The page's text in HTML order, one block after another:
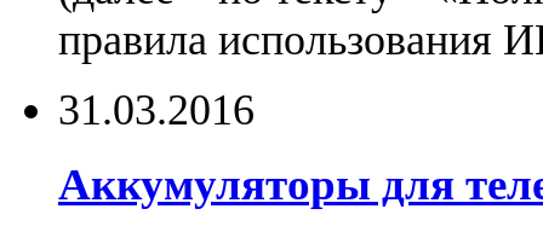
правила использования
31.03.2016
Аккумуляторы для